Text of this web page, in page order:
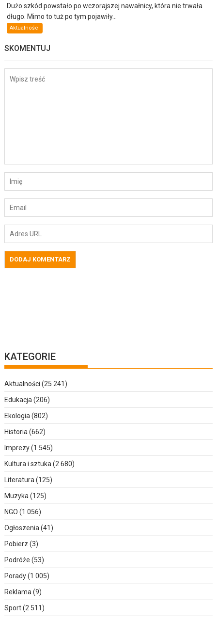
Dużo szkód powstało po wczorajszej nawałnicy, która nie trwała
długo. Mimo to tuż po tym pojawiły...
Aktualności
SKOMENTUJ
KATEGORIE
Aktualności (25 241)
Edukacja (206)
Ekologia (802)
Historia (662)
Imprezy(1 545)
Kultura i sztuka (2 680)
Literatura (125)
Muzyka (125)
NGO (1 056)
Ogłoszenia (41)
Pobierz (3)
Podróże (53)
Porady(1 005)
Reklama (9)
Sport(2 511)